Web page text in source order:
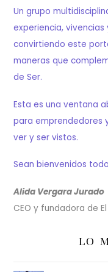
Un grupo
experiencia,
convirtiendo este
maneras que
de Ser.
Esta es una ventana
para emprendedores
ver y ser vistos.
Sean bienvenidos
Alida Vergara Jurado
CEO y fundadora de
LO